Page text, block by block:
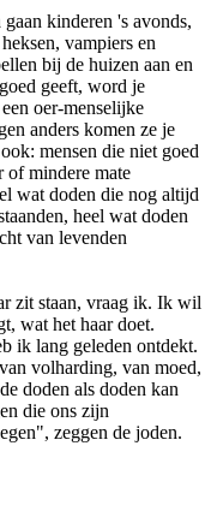
kinderen 's avonds,
vampiers en
bij de huizen aan en
geeft, word je
oer-menselijke
anders komen ze je
mensen die niet goed
of mindere mate
wat doden die nog altijd
heel wat doden
van levenden
zit staan, vraag ik. Ik wil
wat het haar doet.
ik lang geleden ontdekt.
volharding, van moed,
doden als doden kan
die ons zijn
zeggen de joden.